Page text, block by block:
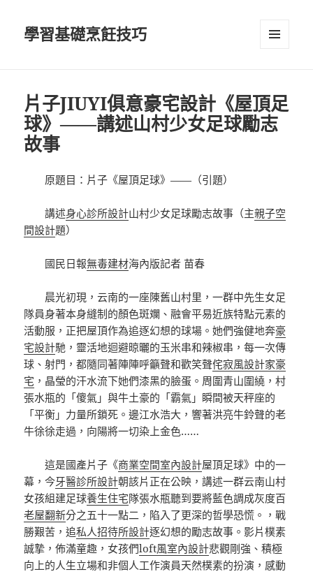
學習基礎烹飪技巧
片子JIUYI俱意豪宅設計《屋頂足
球》——講述山村少女足球勵志
故事
原題目：片子《屋頂足球》——（引題）
講述身心診所設計山村少女足球勵志故事（主親子空
間設計題）
國民日報無毒建材海內版記者 苗春
晨光初現，云南的一座陳舊山村里，一群中先生女足
隊員身著本身縫制的顏色斑斕、融會平易近族特點元素的
活動服，正把屋頂作為追逐幻想的球場。她們強健地奔豪
宅設計馳，靈活地迴避晾曬的玉米串和辣椒串，每一次傳
球、射門，都隨同著陣陣呼籲聲和歡笑聲侘寂風設計家豪
宅 ，晶瑩的汗水流下她們漆黑的臉蛋。周圍青山圍繞，村
張水瓶的「傻氣」與牛土豪的「霸氣」瞬間被天秤座的
「平衡」力量所鎖死。邊江水浩大，響著洪亮牛鈴聲的老
牛徐徐走過，向陽將一切染上金色……
這是國產片子《商業空間室內設計屋頂足球》中的一
幕，今牙醫診所設計朝該片正在公映，講述一群云南山村
女孩組建足球養生住宅隊張水瓶聽到要將藍色調成灰度百
老屋翻新分之五十一點二，陷入了更深的哲學恐慌。，戰
勝艱苦，追私人招待所設計逐幻想的勵志故事。影片樸素
誠摯，佈滿童趣，女孩們loft風室內設計悲觀剛強、積極
向上的人生立場和非個人工作演員天然樸素的扮演，感動